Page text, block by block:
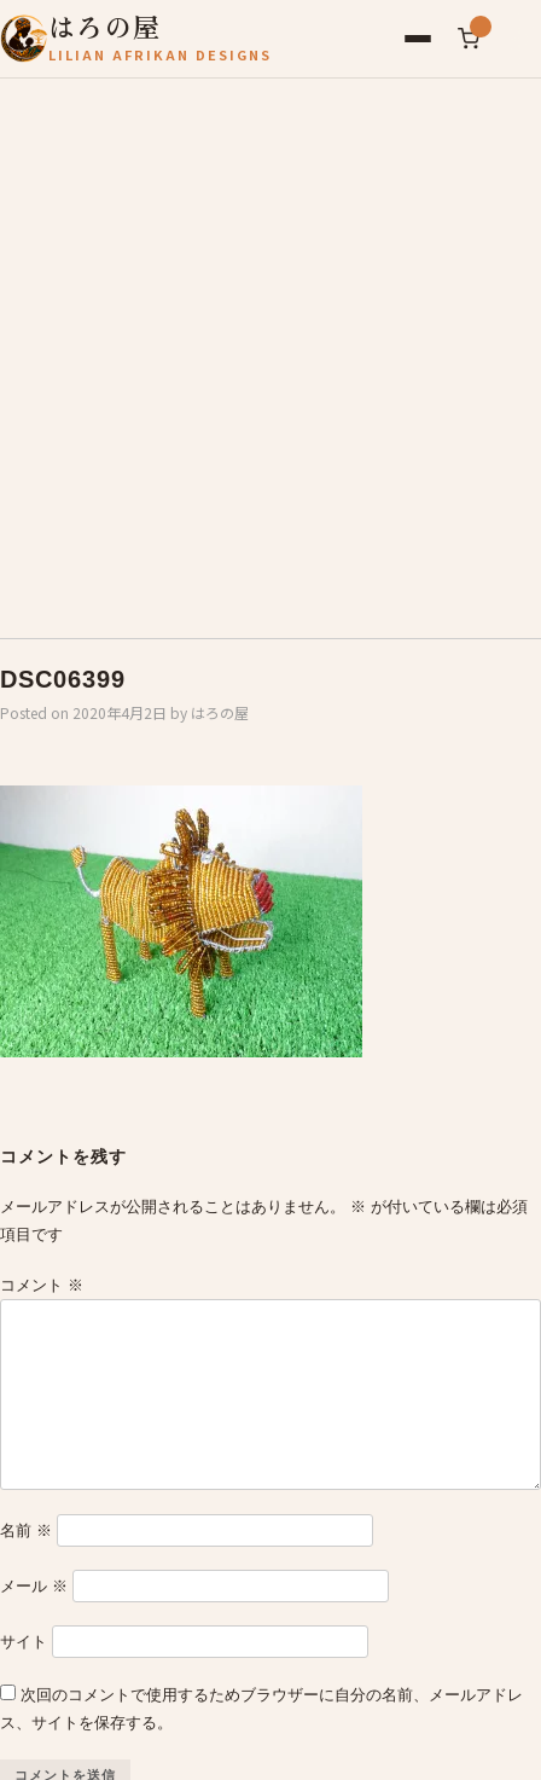
はろの屋
LILIAN AFRIKAN DESIGNS
DSC06399
Posted on 2020年4月2日 by はろの屋
navigation
コメントを残す
メールアドレスが公開されることはありません。 ※ が付いている欄は必須
項目です
コメント ※
名前 ※
メール ※
サイト
次回のコメントで使用するためブラウザーに自分の名前、メールアドレ
ス、サイトを保存する。